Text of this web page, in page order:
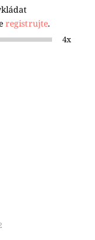
registrujte.
4x